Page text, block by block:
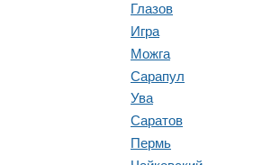
Глазов
Игра
Можга
Сарапул
Ува
Саратов
Пермь